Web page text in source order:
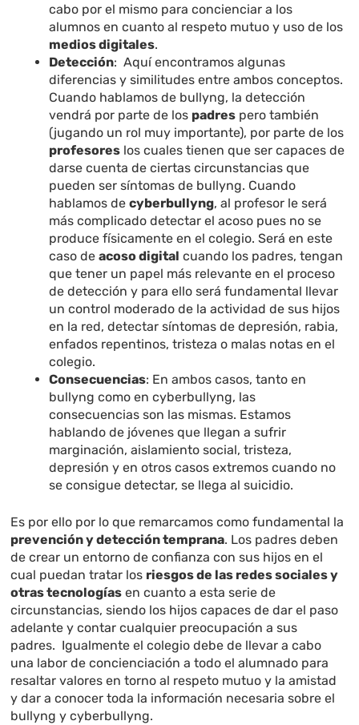
cabo por el mismo para concienciar a los
alumnos en cuanto al respeto mutuo y uso de los
medios digitales.
Detección: Aquí encontramos algunas
diferencias y similitudes entre ambos conceptos.
Cuando hablamos de bullyng, la detección
vendrá por parte de los padres pero también
(jugando un rol muy importante), por parte de los
profesores los cuales tienen que ser capaces de
darse cuenta de ciertas circunstancias que
pueden ser síntomas de bullyng. Cuando
hablamos decyberbullyng, al profesor le será
más complicado detectar el acoso pues no se
produce físicamente en el colegio. Será en este
caso deacoso digital cuando los padres, tengan
que tener un papel más relevante en el proceso
de detección y para ello será fundamental llevar
un control moderado de la actividad de sus hijos
en la red, detectar síntomas de depresión, rabia,
enfados repentinos, tristeza o malas notas en el
colegio.
Consecuencias: En ambos casos, tanto en
bullyng como en cyberbullyng, las
consecuencias son las mismas. Estamos
hablando de jóvenes que llegan a sufrir
marginación, aislamiento social, tristeza,
depresión y en otros casos extremos cuando no
se consigue detectar, se llega al suicidio.
Es por ello por lo que remarcamos como fundamental la
prevención y detección temprana. Los padres deben
de crear un entorno de confianza con sus hijos en el
cual puedan tratar los riesgos de las redes sociales y
otras tecnologías en cuanto a esta serie de
circunstancias, siendo los hijos capaces de dar el paso
adelante y contar cualquier preocupación a sus
padres. Igualmente el colegio debe de llevar a cabo
una labor de concienciación a todo el alumnado para
resaltar valores en torno al respeto mutuo y la amistad
y dar a conocer toda la información necesaria sobre el
bullyng y cyberbullyng.